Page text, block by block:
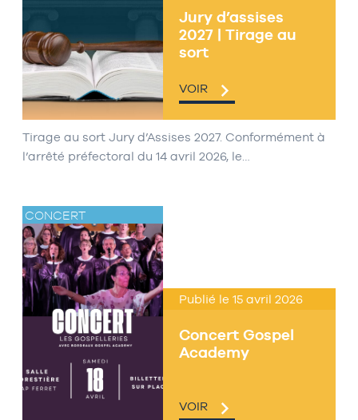
Jury d’assises
2027 | Tirage au
sort
VOIR
Tirage au sort Jury d’Assises 2027. Conformément à
l’arrêté préfectoral du 14 avril 2026, le…
CONCERT
Concert Gospel
Academy
Publié le 15 avril 2026
VOIR